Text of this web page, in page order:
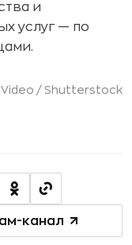
и
услуг — по
Video / Shutterstock
канал